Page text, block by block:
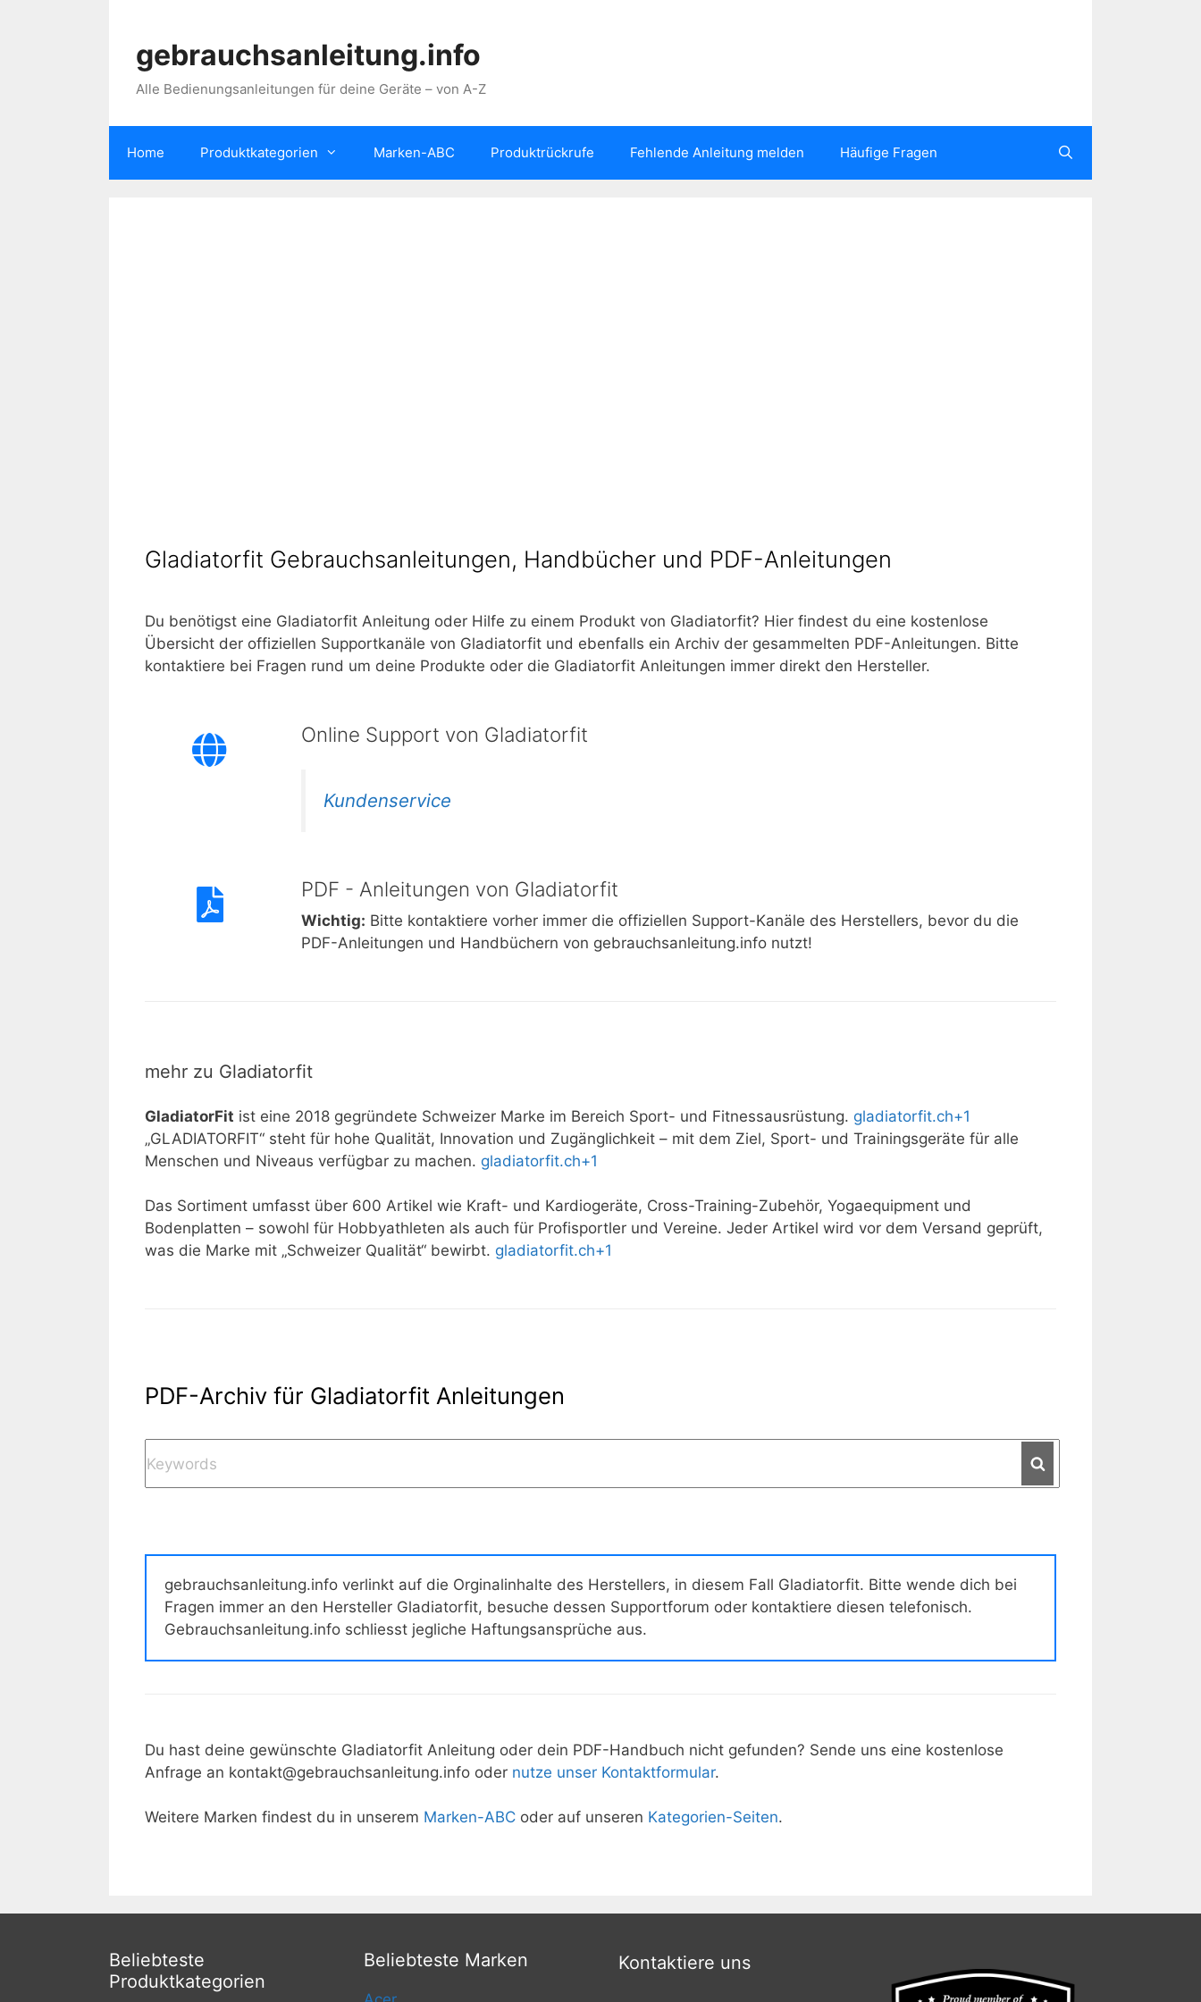
gebrauchsanleitung.info
Alle Bedienungsanleitungen für deine Geräte – von A-Z
Home Produktkategorien Marken-ABC Produktrückrufe Fehlende Anleitung melden Häufige Fragen
Gladiatorfit Gebrauchsanleitungen, Handbücher und PDF-Anleitungen
Du benötigst eine Gladiatorfit Anleitung oder Hilfe zu einem Produkt von Gladiatorfit? Hier findest du eine kostenlose
Übersicht der offiziellen Supportkanäle von Gladiatorfit und ebenfalls ein Archiv der gesammelten PDF-Anleitungen. Bitte
kontaktiere bei Fragen rund um deine Produkte oder die Gladiatorfit Anleitungen immer direkt den Hersteller.
Online Support von Gladiatorfit
Kundenservice
PDF - Anleitungen von Gladiatorfit
Wichtig: Bitte kontaktiere vorher immer die offiziellen Support-Kanäle des Herstellers, bevor du die
PDF-Anleitungen und Handbüchern von gebrauchsanleitung.info nutzt!
mehr zu Gladiatorfit
GladiatorFit ist eine 2018 gegründete Schweizer Marke im Bereich Sport- und Fitnessausrüstung. gladiatorfit.ch+1
„GLADIATORFIT“ steht für hohe Qualität, Innovation und Zugänglichkeit – mit dem Ziel, Sport- und Trainingsgeräte für alle
Menschen und Niveaus verfügbar zu machen. gladiatorfit.ch+1
Das Sortiment umfasst über 600 Artikel wie Kraft- und Kardiogeräte, Cross-Training-Zubehör, Yogaequipment und
Bodenplatten – sowohl für Hobbyathleten als auch für Profisportler und Vereine. Jeder Artikel wird vor dem Versand geprüft,
was die Marke mit „Schweizer Qualität“ bewirbt. gladiatorfit.ch+1
PDF-Archiv für Gladiatorfit Anleitungen
Search
gebrauchsanleitung.info verlinkt auf die Orginalinhalte des Herstellers, in diesem Fall Gladiatorfit. Bitte wende dich bei
Fragen immer an den Hersteller Gladiatorfit, besuche dessen Supportforum oder kontaktiere diesen telefonisch.
Gebrauchsanleitung.info schliesst jegliche Haftungsansprüche aus.
Du hast deine gewünschte Gladiatorfit Anleitung oder dein PDF-Handbuch nicht gefunden? Sende uns eine kostenlose
Anfrage an kontakt@gebrauchsanleitung.info oder nutze unser Kontaktformular.
Weitere Marken findest du in unserem Marken-ABC oder auf unseren Kategorien-Seiten.
Beliebteste
Produktkategorien
Beliebteste Marken Kontaktiere uns